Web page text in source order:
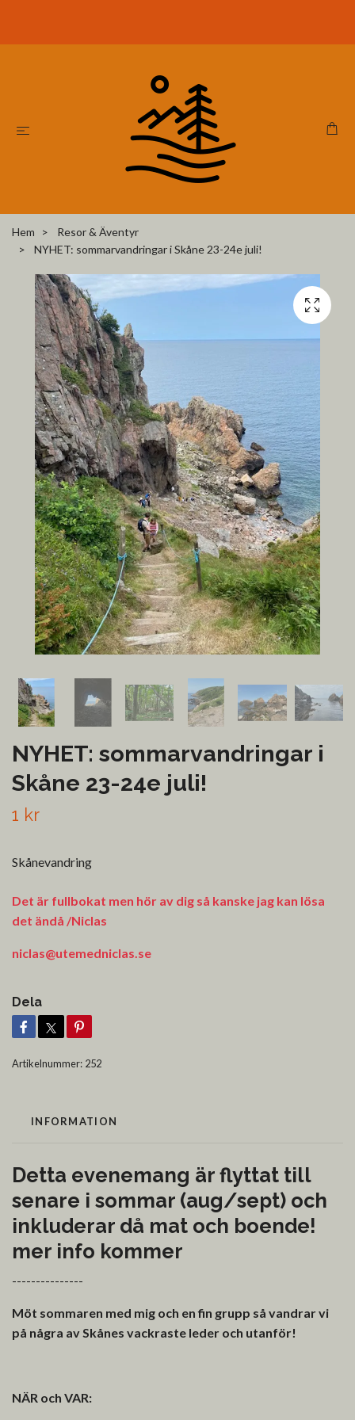
Hem
Resor & Äventyr
NYHET: sommarvandringar i Skåne 23-24e juli!
NYHET: sommarvandringar i
Skåne 23-24e juli!
1 kr
Skånevandring
Det är fullbokat men hör av dig så kanske jag kan lösa
det ändå /Niclas
niclas@utemedniclas.se
Dela
Artikelnummer: 252
INFORMATION
Detta evenemang är flyttat till
senare i sommar (aug/sept) och
inkluderar då mat och boende!
mer info kommer
---------------
Möt sommaren med mig och en fin grupp så vandrar vi
på några av Skånes vackraste leder och utanför!
NÄR och VAR: